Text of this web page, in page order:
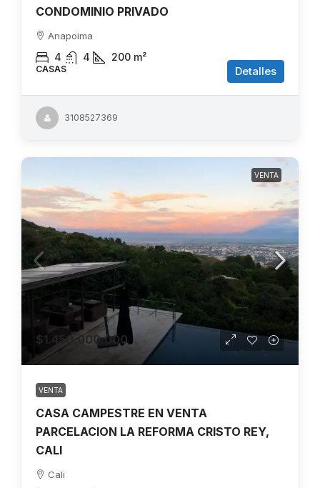
CONDOMINIO PRIVADO
Anapoima
4 4 200 m²
CASAS Detalles
3108527369
VENTA
$1.450.000.000
VENTA
CASA CAMPESTRE EN VENTA
PARCELACION LA REFORMA CRISTO REY,
CALI
Cali